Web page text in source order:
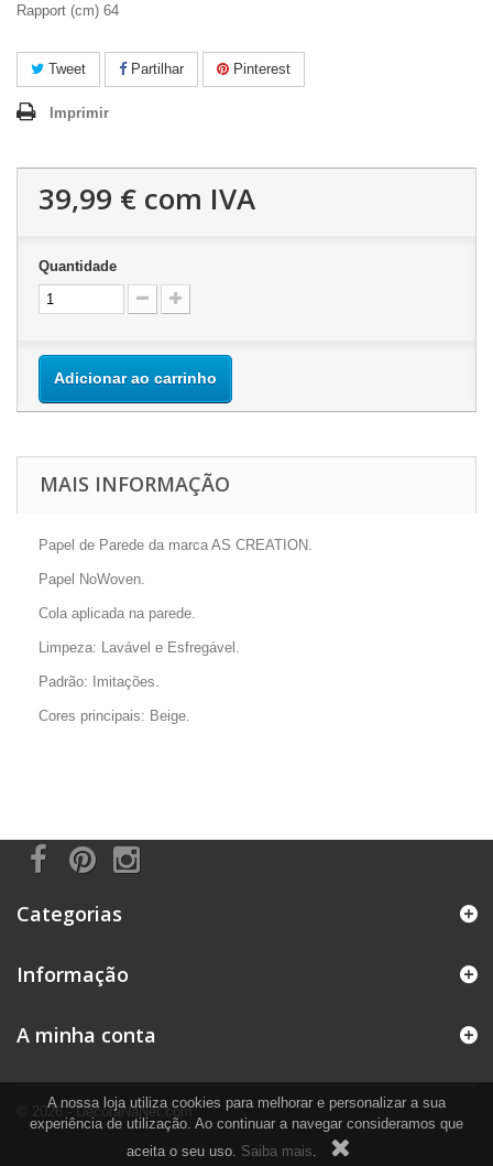
Rapport (cm) 64
Tweet Partilhar Pinterest
Imprimir
39,99 € com IVA
Quantidade
Adicionar ao carrinho
MAIS INFORMAÇÃO
Papel de Parede da marca AS CREATION.
Papel NoWoven.
Cola aplicada na parede.
Limpeza: Lavável e Esfregável.
Padrão: Imitações.
Cores principais: Beige.
Categorias
Informação
© 2026 - DecoraNaNet.com
A minha conta
A nossa loja utiliza cookies para melhorar e personalizar a sua
experiência de utilização. Ao continuar a navegar consideramos que
aceita o seu uso. Saiba mais.